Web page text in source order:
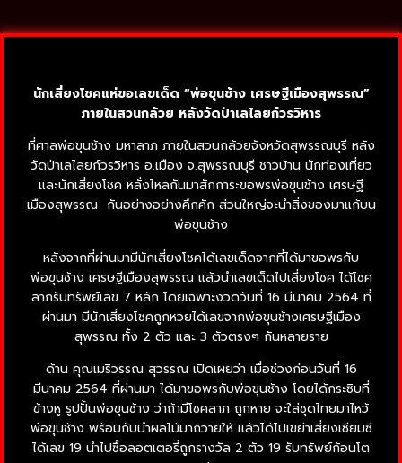
นักเสี่ยงโชคแห่ขอเลขเด็ด “พ่อขุนช้าง เศรษฐีเมืองสุพรรณ”
ภายในสวนกล้วย หลังวัดป่าเลไลยก์วรวิหาร
ที่ศาลพ่อขุนช้าง มหาลาภ ภายในสวนกล้วยจังหวัดสุพรรณบุรี หลัง
วัดป่าเลไลยก์วรวิหาร อ.เมือง จ.สุพรรณบุรี ชาวบ้าน นักท่องเที่ยว
และนักเสี่ยงโชค หลั่งไหลกันมาสักการะขอพรพ่อขุนช้าง เศรษฐี
เมืองสุพรรณ กันอย่างอย่างคึกคัก ส่วนใหญ่จะนำสิ่งของมาแก้บน
พ่อขุนช้าง
หลังจากที่ผ่านมามีนักเสี่ยงโชคได้เลขเด็ดจากที่ได้มาขอพรกับ
พ่อขุนช้าง เศรษฐีเมืองสุพรรณ แล้วนำเลขเด็ดไปเสี่ยงโชค ได้โชค
ลาภรับทรัพย์เลข 7 หลัก โดยเฉพาะงวดวันที่ 16 มีนาคม 2564 ที่
ผ่านมา มีนักเสี่ยงโชคถูกหวยได้เลขจากพ่อขุนช้างเศรษฐีเมือง
สุพรรณ ทั้ง 2 ตัว และ 3 ตัวตรงๆ กันหลายราย
ด้าน คุณเมริวรรณ สุวรรณ เปิดเผยว่า เมื่อช่วงก่อนวันที่ 16
มีนาคม 2564 ที่ผ่านมา ได้มาขอพรกับพ่อขุนช้าง โดยได้กระซิบที่
ข้างหู รูปปั้นพ่อขุนช้าง ว่าถ้ามีโชคลาภ ถูกหาย จะใส่ชุดไทยมาไหว้
พ่อขุนช้าง พร้อมกับนำผลไม้มาถวายให้ แล้วได้ไปเขย่าเสี่ยงเซียมซี
ได้เลข 19 นำไปซื้อลอตเตอรี่ถูกรางวัล 2 ตัว 19 รับทรัพย์ก้อนโต